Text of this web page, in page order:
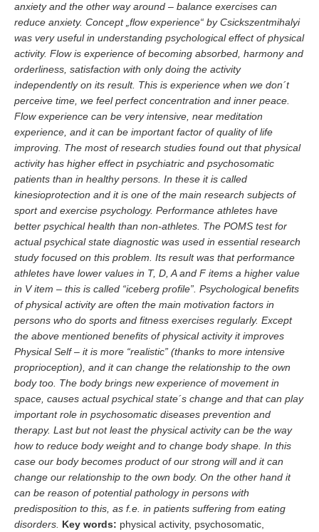
anxiety and the other way around – balance exercises can
reduce anxiety. Concept „flow experience“ by Csickszentmihalyi
was very useful in understanding psychological effect of physical
activity. Flow is experience of becoming absorbed, harmony and
orderliness, satisfaction with only doing the activity
independently on its result. This is experience when we don´t
perceive time, we feel perfect concentration and inner peace.
Flow experience can be very intensive, near meditation
experience, and it can be important factor of quality of life
improving. The most of research studies found out that physical
activity has higher effect in psychiatric and psychosomatic
patients than in healthy persons. In these it is called
kinesioprotection and it is one of the main research subjects of
sport and exercise psychology. Performance athletes have
better psychical health than non-athletes. The POMS test for
actual psychical state diagnostic was used in essential research
study focused on this problem. Its result was that performance
athletes have lower values in T, D, A and F items a higher value
in V item – this is called “iceberg profile”. Psychological benefits
of physical activity are often the main motivation factors in
persons who do sports and fitness exercises regularly. Except
the above mentioned benefits of physical activity it improves
Physical Self – it is more “realistic” (thanks to more intensive
proprioception), and it can change the relationship to the own
body too. The body brings new experience of movement in
space, causes actual psychical state´s change and that can play
important role in psychosomatic diseases prevention and
therapy. Last but not least the physical activity can be the way
how to reduce body weight and to change body shape. In this
case our body becomes product of our strong will and it can
change our relationship to the own body. On the other hand it
can be reason of potential pathology in persons with
predisposition to this, as f.e. in patients suffering from eating
disorders. Key words: physical activity, psychosomatic,